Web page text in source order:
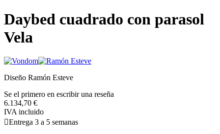
Daybed cuadrado con parasol
Vela
Diseño Ramón Esteve
Se el primero en escribir una reseña
6.134,70 €
IVA incluido
Entrega 3 a 5 semanas